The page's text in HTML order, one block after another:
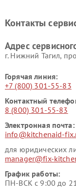
Контакты
Адрес
г. Нижний Тагил,
Горячая линия:
+7 (800) 301-55-83
Контактный
8 (800) 301-55-83
Электронная почта:
info@kitchenaid-
для юридических
manager@fix-
График работы:
ПН-ВСК с 9:00 до